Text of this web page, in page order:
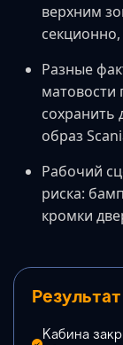
верхним
Разные
матовости
сохранить
образ
Рабочий
риска:
кромки
Результат
Кабина